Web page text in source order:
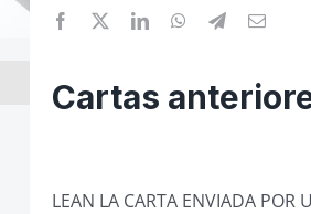
Cartas
LEAN LA CARTA ENVIADA POR